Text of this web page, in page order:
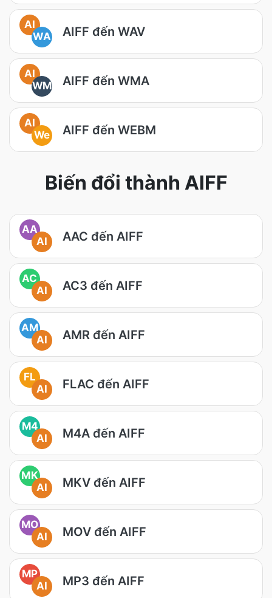
AI
WA
AIFF đến WAV
AI
WM
AIFF đến WMA
AI
We
AIFF đến WEBM
Biến đổi thành AIFF
AA
AI
AAC đến AIFF
AC
AI
AC3 đến AIFF
AM
AI
AMR đến AIFF
FL
AI
FLAC đến AIFF
M4
AI
M4A đến AIFF
MK
AI
MKV đến AIFF
MO
AI
MOV đến AIFF
MP
AI
MP3 đến AIFF